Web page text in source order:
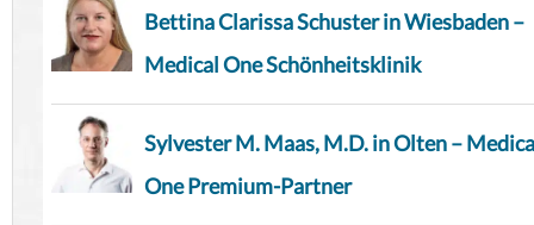
Bettina Clarissa Schuster in Wiesbaden –
Medical One Schönheitsklinik
Sylvester M. Maas, M.D. in Olten –
One Premium-Partner